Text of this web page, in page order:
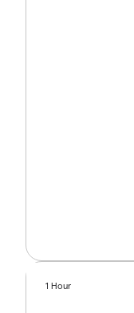
1 Hour